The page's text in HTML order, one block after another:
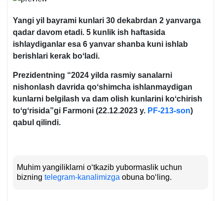
Yangi yil bayrami kunlari 30 dekabrdan 2 yanvarga
qadar davom etadi. 5 kunlik ish haftasida
ishlaydiganlar esa 6 yanvar shanba kuni ishlab
berishlari kerak boʻladi.
Prezidentning “2024 yilda rasmiy sanalarni
nishonlash davrida qoʻshimcha ishlanmaydigan
kunlarni belgilash va dam olish kunlarini koʻchirish
toʻgʻrisida”gi Farmoni (22.12.2023 y. PF-213-son)
qabul qilindi.
Muhim yangiliklarni oʻtkazib yubormaslik uchun
bizning telegram-kanalimizga obuna boʻling.